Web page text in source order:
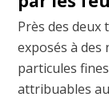
Près des
exposés à
particules
attribuables